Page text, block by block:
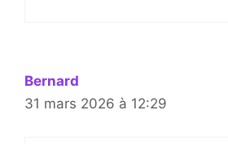
Bernard
31 mars 2026 à 12:29